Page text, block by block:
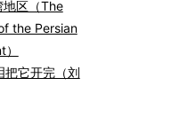
地区（The
the Persian
把它开完（刘